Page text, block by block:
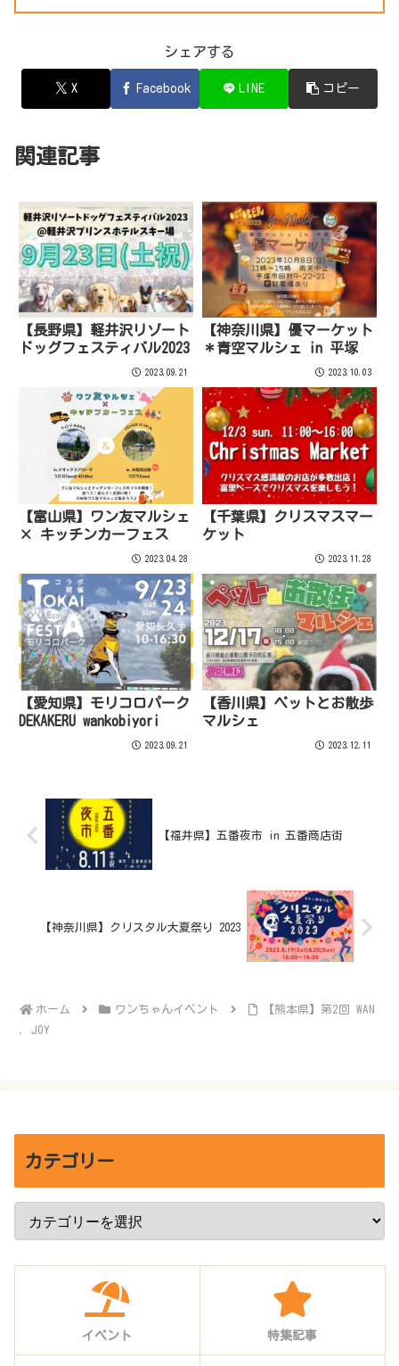
シェアする
X Facebook LINE コピー
関連記事
【長野県】軽井沢リゾート
ドッグフェスティバル2023
2023.09.21
【神奈川県】優マーケット
＊青空マルシェ in 平塚
2023.10.03
【富山県】ワン友マルシェ
× キッチンカーフェス
2023.04.28
【千葉県】クリスマスマー
ケット
2023.11.28
【愛知県】モリコロパーク
DEKAKERU wankobiyori
2023.09.21
【香川県】ペットとお散歩
マルシェ
2023.12.11
【福井県】五番夜市 in 五番商店街
【神奈川県】クリスタル大夏祭り 2023
ホーム ワンちゃんイベント
【熊本県】第2回 WAN
. JOY
カテゴリー
イベント 特集記事